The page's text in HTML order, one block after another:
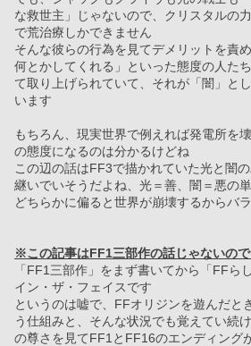
な救世主」じゃないので、クリスタルの
で荒治療しかできません
そんな彼らの行為を見てデメリットを責
何とかしてくれる」といった態度の人た
て取り上げられていて、それが「闇」と
います
もちろん、現実世界で例えれば発電所を
の態度になるのは分かるけどね
この辺の話はFF3で描かれていた光と闇
継いでいそうだよね、光＝善、闇＝悪の
どちらかに偏ると世界が崩壊するからバ
※この記事はFF1三部作の話じゃないので
「FF1三部作」をまず書いてから「FFら
イン・ザ・フェイスです
というのは嘘で、FFオリジンを遊んだと
う仕組みと、そんな状況でも覚えてい続
の尊さを見てFF1とFF16のエンディング